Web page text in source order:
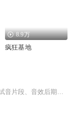
8.9万
疯狂基地